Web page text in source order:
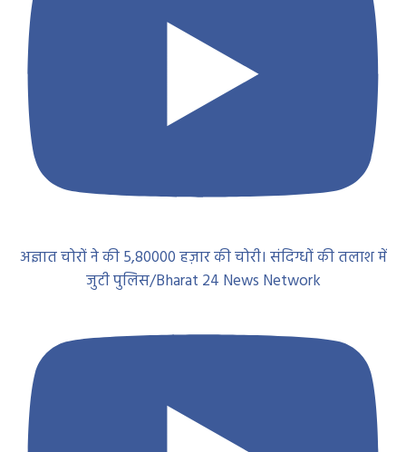
अज्ञात चोरों ने की 5,80000 हज़ार की चोरी। संदिग्धों की तलाश में
जुटी पुलिस/Bharat 24 News Network